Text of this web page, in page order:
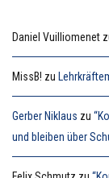
Daniel Vuilliomenet
MissB! zu
Gerber Niklaus zu
und bleiben über